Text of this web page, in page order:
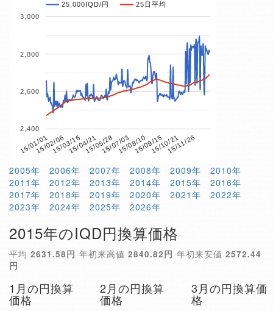
25,000IQD/円
25日平均
15/01/0115/02/0615/03/1615/04/2115/05/2815/07/0315/08/1015/09/1515/10/2115/11/26
2,400
2,600
2,800
3,000
2005年 2006年 2007年 2008年 2009年
2010年
2011年
2012年 2013年 2014年 2015年
2016年
2017年
2018年 2019年 2020年 2021年
2022年
2023年
2024年 2025年 2026年
2015年のIQD円換算価格
平均 2631.58円 年初来高値 2840.82円 年初来安値 2572.44
円
1月の円換算
価格
2月の円換算
価格
3月の円換算価
格